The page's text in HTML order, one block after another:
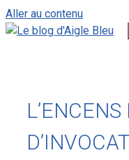
Aller au contenu